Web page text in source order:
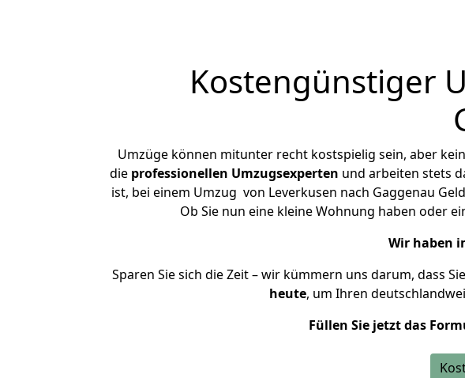
Kostengünstiger
Umzüge können mitunter recht kostspielig sein, aber
die professionellen Umzugsexperten und arbeiten stets
ist, bei einem Umzug von Leverkusen nach Gaggenau
Ob Sie nun eine kleine Wohnung haben oder
Wir haben
Sparen Sie sich die Zeit – wir kümmern uns darum, dass
heute, um Ihren
Füllen Sie jetzt das